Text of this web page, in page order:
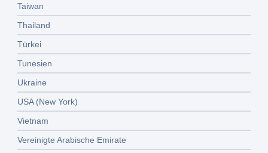
Taiwan
Thailand
Türkei
Tunesien
Ukraine
USA (New York)
Vietnam
Vereinigte Arabische Emirate